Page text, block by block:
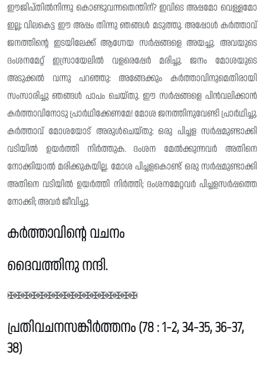
ഈജിപ്തിൽനിന്നു കൊണ്ടുവന്നതെന്തിന്? ഇവിടെ അപ്പമോ വെള്ളമോ
ഇല്ല; വിലകെട്ട ഈ അപ്പം തിന്നു ഞങ്ങൾ മടുത്തു. അപ്പോൾ കർത്താവ്
ജനത്തിന്റെ ഇടയിലേക്ക് ആഗ്നേയ സർപ്പങ്ങളെ അയച്ചു. അവയുടെ
ദംശനമേറ്റ് ഇസ്രായേലിൽ വളരെപ്പേർ മരിച്ചു. ജനം മോശയുടെ
അടുക്കൽ വന്നു പറഞ്ഞു: അങ്ങേക്കും കർത്താവിനുമെതിരായി
സംസാരിച്ചു ഞങ്ങൾ പാപം ചെയ്തു‌. ഈ സർപ്പങ്ങളെ പിൻവലിക്കാൻ
കർത്താവിനോടു പ്രാർഥിക്കേണമേ! മോശ ജനത്തിനുവേണ്ടി പ്രാർഥിച്ചു.
കർത്താവ് മോശയോട് അരുൾചെയ്‌തു: ഒരു പിച്ചള സർപ്പമുണ്ടാക്കി
വടിയിൽ ഉയർത്തി നിർത്തുക. ദംശന മേൽക്കുന്നവർ അതിനെ
നോക്കിയാൽ മരിക്കുകയില്ല. മോശ പിച്ചളകൊണ്ട് ഒരു സർപ്പമുണ്ടാക്കി
അതിനെ വടിയിൽ ഉയർത്തി നിർത്തി; ദംശനമേറ്റവർ പിച്ചളസർപ്പത്തെ
നോക്കി; അവർ ജീവിച്ചു.
കർത്താവിൻ്റെ വചനം
ദൈവത്തിനു നന്ദി.
✠✠✠✠✠✠✠✠✠✠✠✠✠✠✠✠✠
പ്രതിവചനസങ്കീർത്തനം (78 : 1-2, 34-35, 36-37,
38)